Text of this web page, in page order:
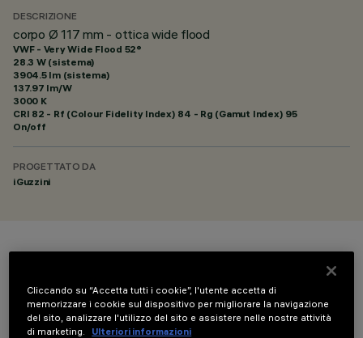
DESCRIZIONE
corpo Ø 117 mm - ottica wide flood
VWF - Very Wide Flood 52°
28.3 W (sistema)
3904.5 lm (sistema)
137.97 lm/W
3000 K
CRI 82 - Rf (Colour Fidelity Index) 84 - Rg (Gamut Index) 95
On/off
PROGETTATO DA
iGuzzini
Cliccando su “Accetta tutti i cookie”, l'utente accetta di
memorizzare i cookie sul dispositivo per migliorare la navigazione
del sito, analizzare l'utilizzo del sito e assistere nelle nostre attività
di marketing.
Ulteriori informazioni